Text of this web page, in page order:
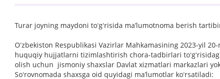
Turar joyning maydoni toʻgʻrisida maʼlumotnoma berish
Oʻzbekiston Respublikasi Vazirlar Mahkamasining 2023-yil
huquqiy hujjatlarni tizimlashtirish chora-tadbirlari
olish uchun jismoniy shaxslar Davlat xizmatlari markazlari
Soʻrovnomada shaxsga oid quyidagi maʼlumotlar koʻrsatiladi: